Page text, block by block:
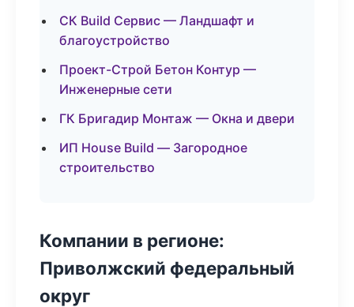
СК Build Сервис — Ландшафт и
благоустройство
Проект-Строй Бетон Контур —
Инженерные сети
ГК Бригадир Монтаж — Окна и двери
ИП House Build — Загородное
строительство
Компании в регионе:
Приволжский федеральный
округ